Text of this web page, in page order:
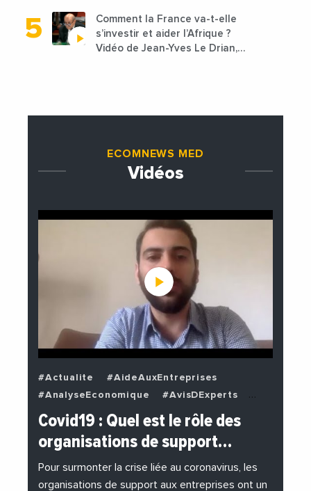
Comment la France va-t-elle
s’investir et aider l’Afrique ?
Vidéo de Jean-Yves Le Drian,
ECOMNEWS MED
Vidéos
#Actualite
#AideAuxEntreprises
#AnalyseEconomique
#AvisDExperts
#BuzzNews
#Decideurs
#EchangesMediterraneens
#Economie
#EnDirectDe
#Entreprises
#Institutions
#PhotosEtVideos
Covid19 : Quel est le rôle des
organisations de support…
Pour surmonter la crise liée au coronavirus, les
organisations de support aux entreprises ont un